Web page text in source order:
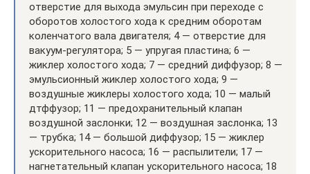
отверстие для выхода эмульсин при переходе с
оборотов холостого хода к средним оборотам
коленчатого вала двигателя; 4 — отверстие для
вакуум-регулятора; 5 — упругая пластина; 6 —
жиклер холостого хода; 7 — средний диффузор; 8 —
эмульсионный жиклер холостого хода; 9 —
воздушные жиклеры холостого хода; 10 — малый
дтффузор; 11 — предохранительный клапан
воздушной заслонки; 12 — воздушная заслонка; 13
— трубка; 14 — большой диффузор; 15 — жиклер
ускорительного насоса; 16 — распылители; 17 —
нагнетательный клапан ускорительного насоса; 18